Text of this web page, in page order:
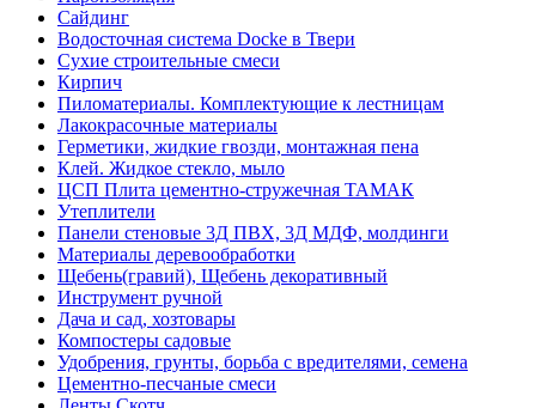
Сайдинг
Водосточная система Docke в Твери
Сухие строительные смеси
Кирпич
Пиломатериалы. Комплектующие к лестницам
Лакокрасочные материалы
Герметики, жидкие гвозди, монтажная пена
Клей. Жидкое стекло, мыло
ЦСП Плита цементно-стружечная ТАМАК
Утеплители
Панели стеновые 3Д ПВХ, 3Д МДФ, молдинги
Материалы деревообработки
Щебень(гравий), Щебень декоративный
Инструмент ручной
Дача и сад, хозтовары
Компостеры садовые
Удобрения, грунты, борьба с вредителями, семена
Цементно-песчаные смеси